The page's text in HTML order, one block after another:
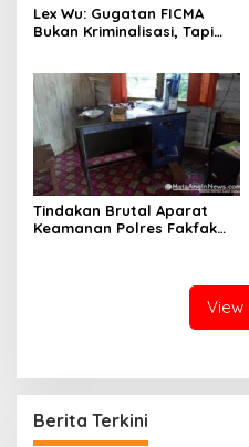
Lex Wu: Gugatan FICMA
Bukan Kriminalisasi, Tapi
Tindakan Brutal Aparat
Keamanan Polres Fakfak
View
Berita Terkini